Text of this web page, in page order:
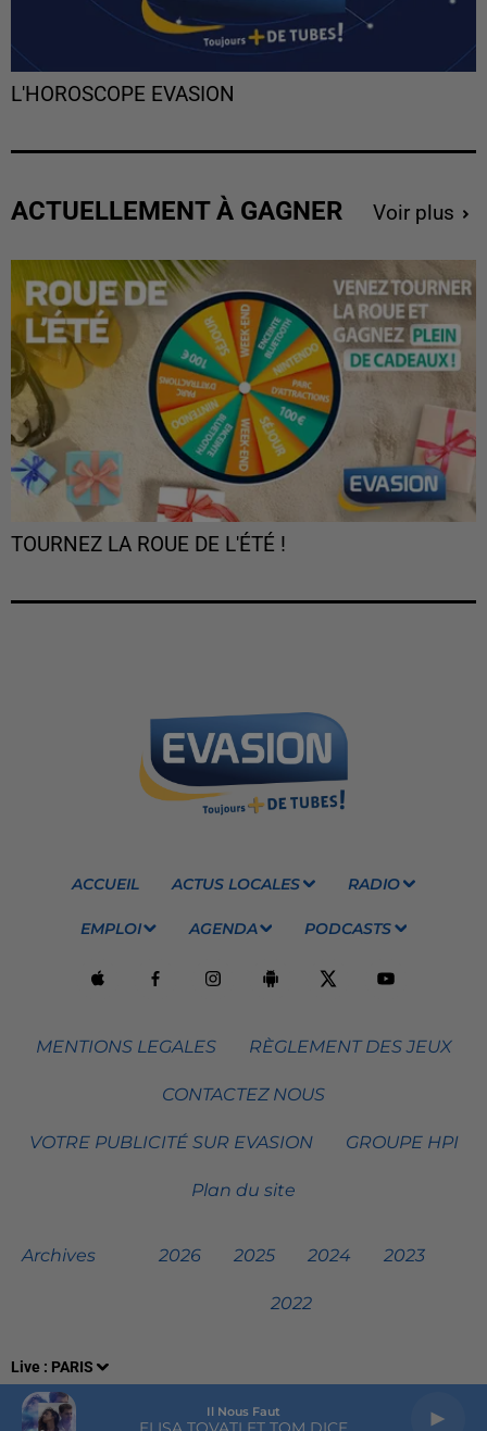
Live : PARIS
Il Nous Faut
L'HOROSCOPE EVASION
ACTUELLEMENT À GAGNER Voir plus
TOURNEZ LA ROUE DE L'ÉTÉ !
ACCUEIL ACTUS LOCALES RADIO
EMPLOI AGENDA PODCASTS
MENTIONS LEGALES RÈGLEMENT DES JEUX
CONTACTEZ NOUS
VOTRE PUBLICITÉ SUR EVASION GROUPE HPI
Plan du site
Archives 2026 2025 2024 2023
2022